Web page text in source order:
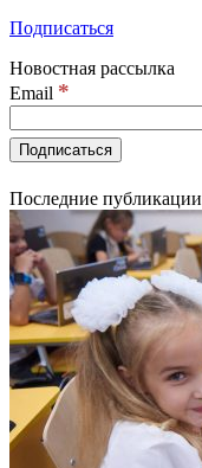
Подписаться
Новостная рассылка
Email *
Последние публикации